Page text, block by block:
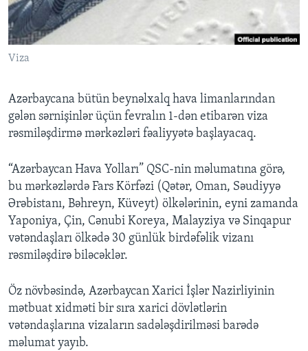
BIZI IZLƏYIN
Dillər
Viza
Azərbaycana bütün beynəlxalq hava limanlarından
gələn sərnişinlər üçün fevralın 1-dən etibarən viza
rəsmiləşdirmə mərkəzləri fəaliyyətə başlayacaq.
“Azərbaycan Hava Yolları” QSC-nin məlumatına görə,
bu mərkəzlərdə Fars Körfəzi (Qətər, Oman, Səudiyyə
Ərəbistanı, Bəhreyn, Küveyt) ölkələrinin, eyni zamanda
Yaponiya, Çin, Cənubi Koreya, Malayziya və Sinqapur
vətəndaşları ölkədə 30 günlük birdəfəlik vizanı
rəsmiləşdirə biləcəklər.
Öz növbəsində, Azərbaycan Xarici İşlər Nazirliyinin
mətbuat xidməti bir sıra xarici dövlətlərin
vətəndaşlarına vizaların sadələşdirilməsi barədə
məlumat yayıb.